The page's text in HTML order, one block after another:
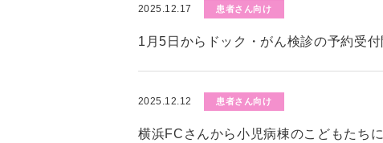
2025.12.17 患者さん向け
1月5日からドック・がん検診の予約受
2025.12.12 患者さん向け
横浜FCさんから小児病棟のこどもたち